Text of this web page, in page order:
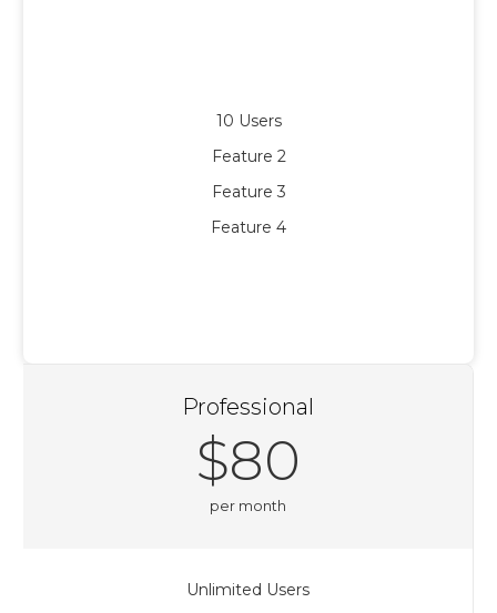
10 Users
Feature 2
Feature 3
Feature 4
Professional
$80
per month
Unlimited Users